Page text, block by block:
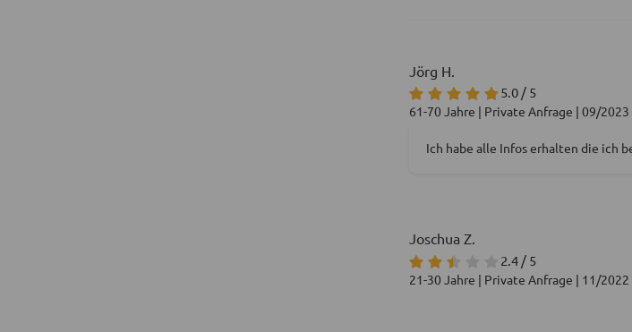
Jörg H.
5.0 / 5
61-70 Jahre | Private Anfrage | 09/2023
Ich habe alle Infos erhalten die ich
Joschua Z.
2.4 / 5
21-30 Jahre | Private Anfrage | 11/2022